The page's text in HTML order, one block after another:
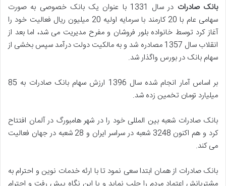
بانک صادرات
در سال 1331 با عنوان یک بانک خصوصی به صورت
سهامی عام با 20 کارمند با سرمایه اولیه 20 میلیون ریال فعالیت خود را
آغاز کرد توسط خانواده بلور فروشان و مفرح مدیریت می شد، اما بعد از
انقلاب سال 1357 مصادره شد و به مالکیت دولت درآمد سپس بخشی از
سهام بانک در بورس واگذار شد.
بر اساس آمار انجام شده سال 1396 ارزش سهام بانک صادرات به 85
میلیارد تومان تخمین زده شد.
بانک صادرات شعبه بین المللی خود را در شهر هامبورگ در آلمان افتتاح
کرد و هم اکنون 3248 شعبه در سراسر ایران و 28 شعبه در جهان فعالیت
می کند.
بانک صادرات از همان ابتدا سعی نمود تا با ارئه خدمات نوین و احترام به
مشتریانش اعتماد مردم را جلب نماید و با این نگاه پیش رفت و احترام